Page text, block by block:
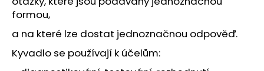
formou,
a na které lze dostat jednoznačnou odpověď.
Kyvadlo se používají k účelům:
o
u
č
u